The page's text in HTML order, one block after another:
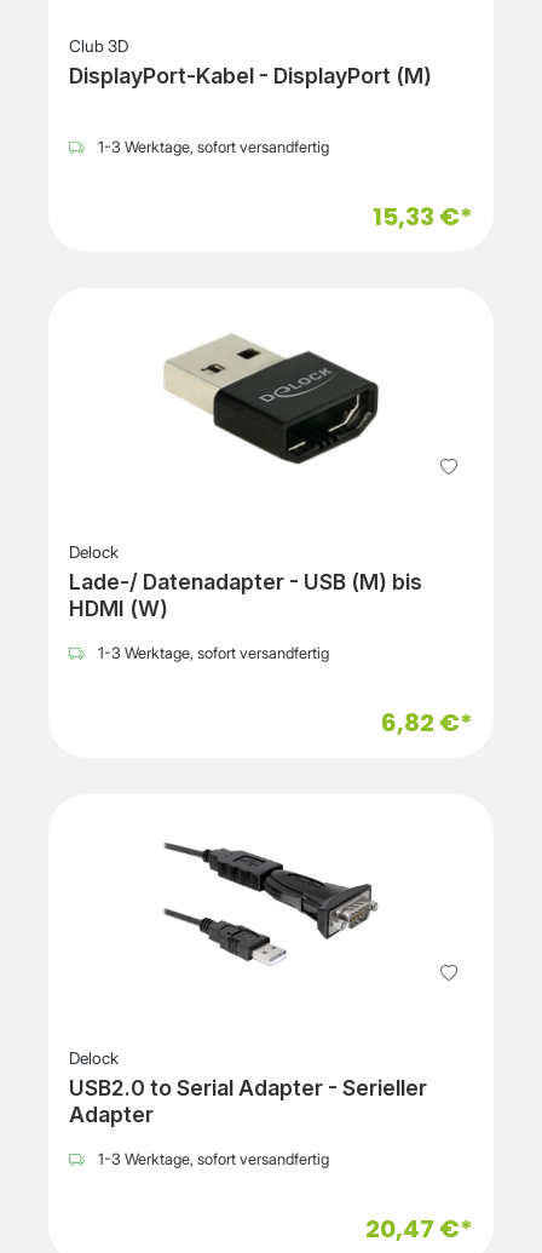
Club 3D
DisplayPort-Kabel - DisplayPort (M)
1-3 Werktage, sofort versandfertig
15,33 €*
Delock
Lade-/ Datenadapter - USB (M) bis
HDMI (W)
1-3 Werktage, sofort versandfertig
6,82 €*
Delock
USB2.0 to Serial Adapter - Serieller
Adapter
1-3 Werktage, sofort versandfertig
20,47 €*